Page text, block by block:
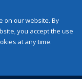
on our website. By
you accept the use
at any time.